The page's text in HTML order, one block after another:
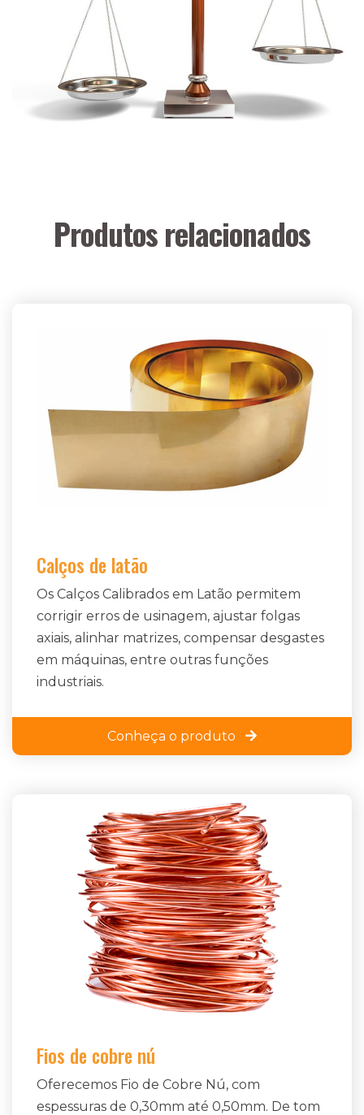
Produtos relacionados
Calços de latão
Os Calços Calibrados em Latão permitem
corrigir erros de usinagem, ajustar folgas
axiais, alinhar matrizes, compensar desgastes
em máquinas, entre outras funções
industriais.
Conheça o produto
Fios de cobre nú
Oferecemos Fio de Cobre Nú, com
espessuras de 0,30mm até 0,50mm. De tom